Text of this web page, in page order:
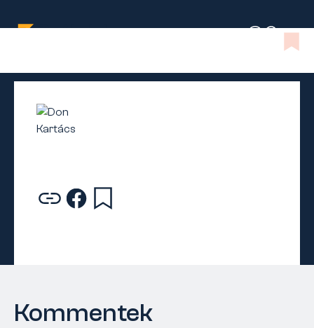
Kommentek